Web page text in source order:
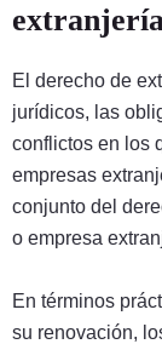
El derecho de
jurídicos, las
conflictos en los
empresas
conjunto del
o empresa
En términos
su renovación,